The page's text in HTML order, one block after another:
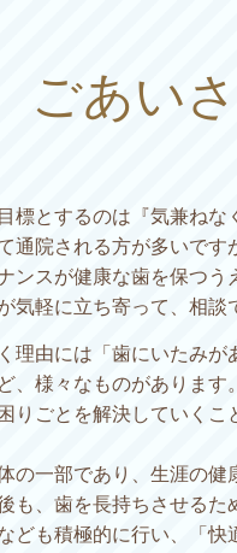
ごあい
標とするのは『気兼ねな
通院される方が多いで
ンスが健康な歯を保つう
気軽に立ち寄って、相談
理由には「歯にいたみ
、様々なものがあります。
りごとを解決していくこ
の一部であり、生涯の
も、歯を長持ちさせる
ども積極的に行い、「